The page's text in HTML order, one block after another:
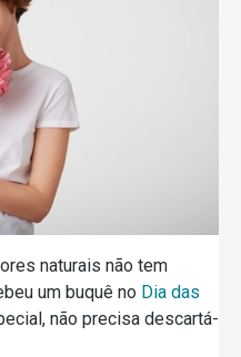
naturais não tem
um buquê no Dia das
não precisa descartá-